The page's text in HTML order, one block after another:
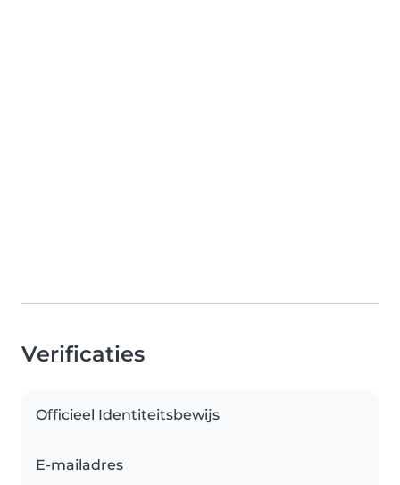
Verificaties
Officieel Identiteitsbewijs
E-mailadres